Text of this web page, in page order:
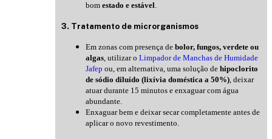
bom estado e estável.
3. Tratamento de microrganismos
Em zonas com presença de bolor, fungos, verdete ou
algas, utilizar o Limpador de Manchas de Humidade
Jafep ou, em alternativa, uma solução de hipoclorito
de sódio diluído (lixívia doméstica a 50%), deixar
atuar durante 15 minutos e enxaguar com água
abundante.
Enxaguar bem e deixar secar completamente antes de
aplicar o novo revestimento.